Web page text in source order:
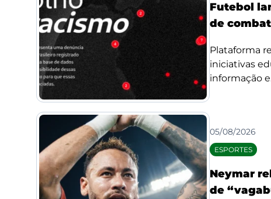
Futebol
de
Plataforma
iniciativas
informação
05/08/2026
ESPORTES
Neymar
de